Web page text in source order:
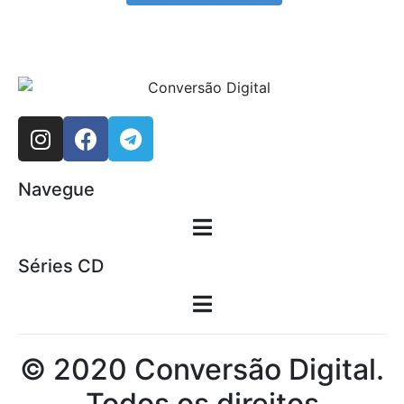
Navegue
Séries CD
© 2020 Conversão Digital.